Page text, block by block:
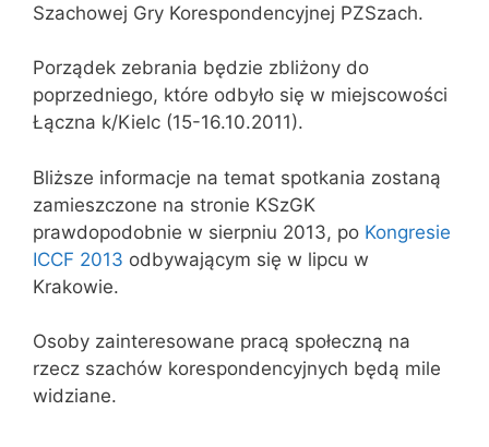
Szachowej Gry Korespondencyjnej PZSzach.
Porządek zebrania będzie zbliżony do
poprzedniego, które odbyło się w miejscowości
Łączna k/Kielc (15-16.10.2011).
Bliższe informacje na temat spotkania zostaną
zamieszczone na stronie KSzGK
prawdopodobnie w sierpniu 2013, po Kongresie
ICCF 2013 odbywającym się w lipcu w
Krakowie.
Osoby zainteresowane pracą społeczną na
rzecz szachów korespondencyjnych będą mile
widziane.